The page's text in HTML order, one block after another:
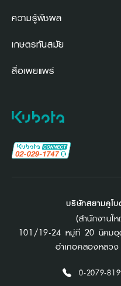
ความรู้พืชผล
เกษตรทันสมัย
สื่อเผยแพร่
บริษัทสยามคูโ
(สำนักงานใ
101/19-24 หมู่ที่ 20 นิคมอุ
อำเภอคลองหลว
0-2079-